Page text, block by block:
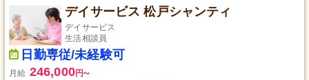
デイサービス 松戸シャンティ
デイサービス
生活相談員
日勤専従/未経験可
月給 246,000円〜